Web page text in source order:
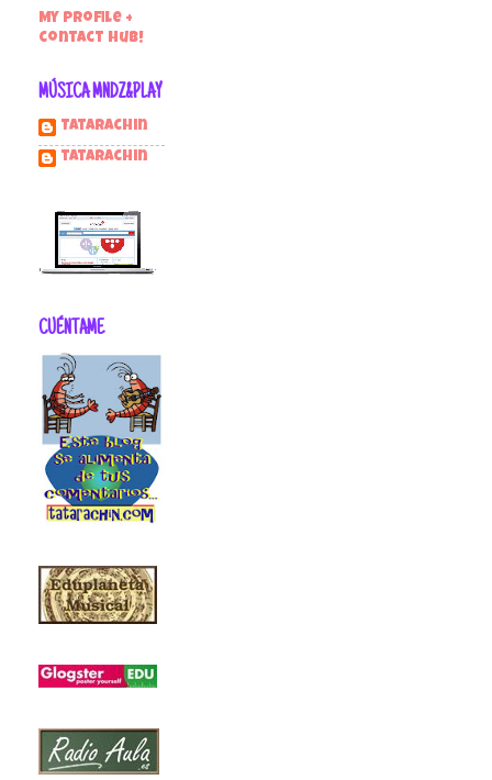
My profile +
contact hub!
MÚSICA MNDZ&PLAY
Tatarachin
tatarachin
CUÉNTAME